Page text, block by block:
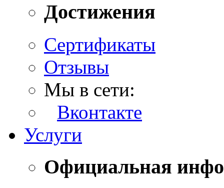
Достижения
Сертификаты
Отзывы
Мы в сети:
Вконтакте
Услуги
Официальная